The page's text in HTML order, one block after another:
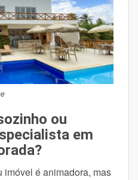
ou
em
imóvel é animadora, mas